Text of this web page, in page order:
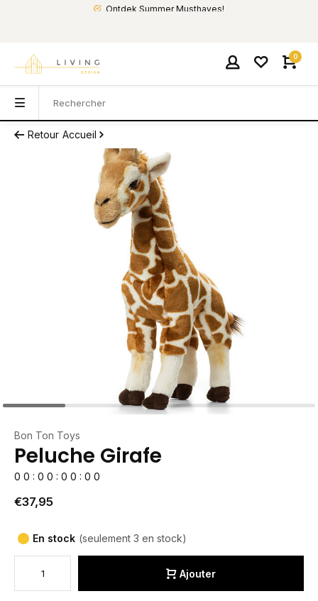
Ontdek Summer Musthaves!
0
Retour Accueil
Bon Ton Toys
Peluche Girafe
0 0 : 0 0 : 0 0 : 0 0
€37,95
En stock (seulement 3 en stock)
Ajouter